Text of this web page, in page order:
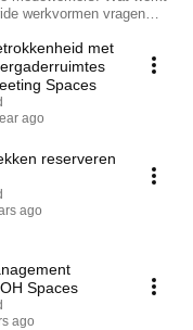
werkvormen vragen
juiste
en blíjf je
En creativiteit de ruimte
met
Spaces
ago
reserveren
ago
Spaces
ago